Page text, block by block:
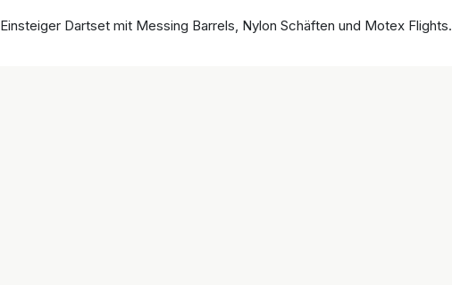
Einsteiger Dartset mit Messing Barrels, Nylon Schäften und Motex Flights.